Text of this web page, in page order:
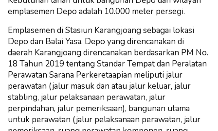
emplasemen Depo adalah 10.000 meter persegi.
Emplasemen di Stasiun Karangjoang sebagai lokasi
Depo dan Balai Yasa. Depo yang direncanakan di
daerah Karangjoang direncanakan berdasarkan PM No.
18 Tahun 2019 tentang Standar Tempat dan Peralatan
Perawatan Sarana Perkeretaapian meliputi jalur
perawatan (jalur masuk dan atau jalur keluar, jalur
stabling, jalur pelaksanaan perawatan, jalur
perpindahan, jalur pemeriksaan), bangunan utama
untuk perawatan (jalur pelaksanaan perawatan, jalur